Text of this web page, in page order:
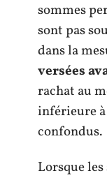
sommes
sont pas
dans la
versées
rachat au
inférieure à
confondus.
Lorsque